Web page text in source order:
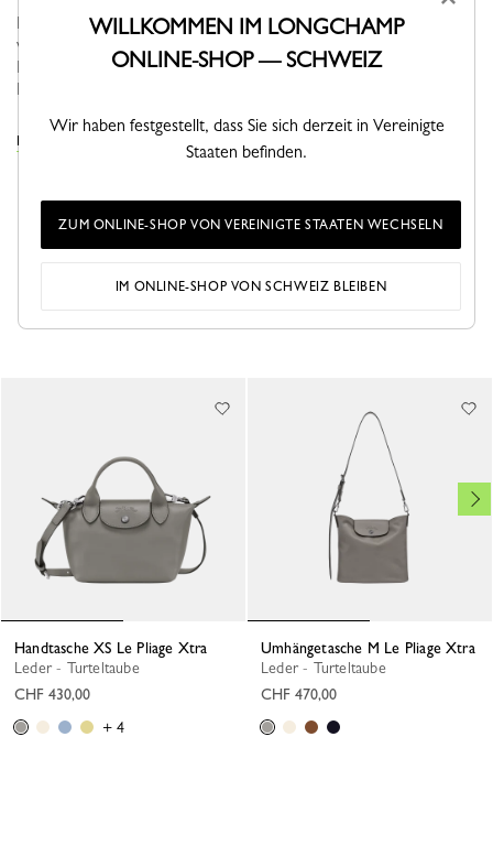
Durch ihre selbstverständliche Eleganz ist die Le PLIAGE XTRA
vielseitig, macht Spaß und findet ganz natürlich ihren Platz in
Ihrem Kleiderschrank. Ihre schlichte, moderne Linie bringt
Dynam...
Handtasche XS Le Pliage Xtra
Leder - Turteltaube
CHF 430,00
+ 4
Umhängetasche M Le Pliage Xtra
Leder - Turteltaube
CHF 470,00
WILLKOMMEN IM LONGCHAMP
ONLINE-SHOP — SCHWEIZ
Wir haben festgestellt, dass Sie sich derzeit in Vereinigte
Staaten befinden.
ZUM ONLINE-SHOP VON VEREINIGTE STAATEN WECHSELN
IM ONLINE-SHOP VON SCHWEIZ BLEIBEN